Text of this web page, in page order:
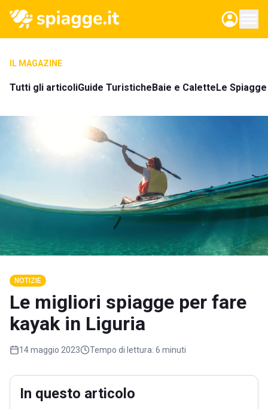
IL MAGAZINE
Tutti gli articoliGuide TuristicheBaie e CaletteLe
NOTIZIE
Le migliori spiagge per fare
kayak in Liguria
14 maggio 2023 Tempo di lettura: 6 minuti
In questo articolo